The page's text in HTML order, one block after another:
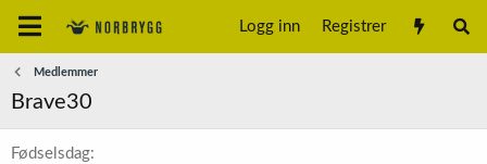
Logg inn Registrer
Medlemmer
Brave30
Fødselsdag